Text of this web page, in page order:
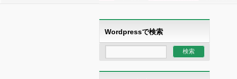
Wordpressで検索